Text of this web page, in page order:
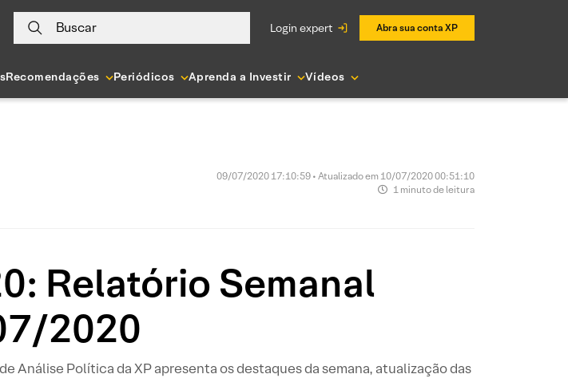
Buscar login expert Abra sua conta XP
Recomendações Periódicos Aprenda a Investir Vídeos
09/07/2020 17:10:59 • Atualizado em 10/07/2020 00:51:10
1 minuto de leitura
Relatório Semanal
2020
Análise Política da XP apresenta os destaques da semana, atualização das